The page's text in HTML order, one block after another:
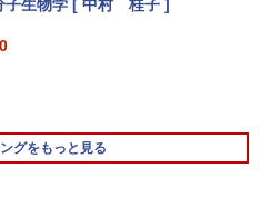
i5-8250u/ 8GB/ 爆速NVMe式2
カメラ/ 無線/ リカバリ/ Offi
中古PC Office付きWindows1
子生物学 [ 中村 桂子 ]
グをもっと見る